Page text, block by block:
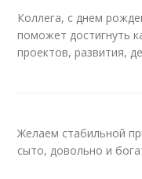
Коллега, с днем
поможет достигнуть
проектов, развития,
Желаем стабильной
сыто, довольно и